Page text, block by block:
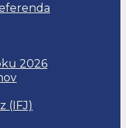
2026
(IFJ)